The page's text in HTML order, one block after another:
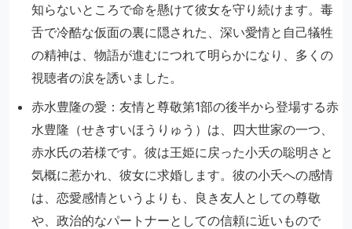
知らないところで命を懸けて彼女を守り続けます。毒
舌で冷酷な仮面の裏に隠された、深い愛情と自己犠牲
の精神は、物語が進むにつれて明らかになり、多くの
視聴者の涙を誘いました。
赤水豊隆の愛：友情と尊敬第1部の後半から登場する赤
水豊隆（せきすいほうりゅう）は、四大世家の一つ、
赤水氏の若様です。彼は王姫に戻った小夭の聡明さと
気概に惹かれ、彼女に求婚します。彼の小夭への感情
は、恋愛感情というよりも、良き友人としての尊敬
や、政治的なパートナーとしての信頼に近いもので